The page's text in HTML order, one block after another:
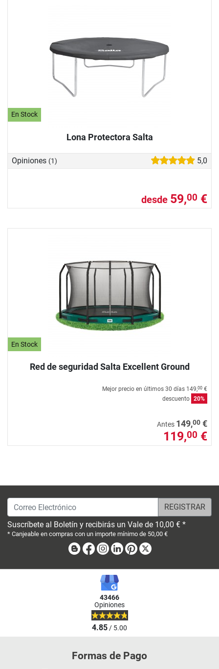
En Stock
Lona Protectora Salta
Opiniones (1) 5,0
desde 59,00 €
En Stock
Red de seguridad Salta Excellent Ground
Mejor precio en últimos 30 días 149,00 €
descuento 20%
Antes 149,00 €
119,00 €
Correo Electrónico
Suscríbete al Boletín y recibirás un Vale de 10,00 € *
* Canjeable en compras con un importe mínimo de 50,00 €
BlogFacebook
Instagram
LinkedinPinterest
43466
Opiniones
4.85/ 5.00
Formas de Pago